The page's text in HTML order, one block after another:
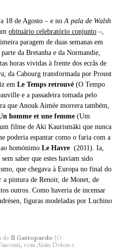
18 de Agosto – e no A pala de Walsh
obituário celebratório conjunto –,
paragem de duas semanas em
da Bretanha e da Normandie,
horas vividas à frente dos ecrãs de
da Cabourg transformada por Proust
em Le Temps retrouvé (O Tempo
e a passadeira tomada pelo
que Anouk Aimée morrera também,
homme et une femme (Um
filme de Aki Kaurismäki que nunca
poderia espantar como o faria com a
homónimo Le Havre (2011). Ia,
saber que estes haviam sido
que chegava à Europa no final do
pintura de Renoir, de Monet, de
outros. Como haveria de incensar
figuras modeladas por Luchino
de Il Gattopardo (O
com Alain Delon e